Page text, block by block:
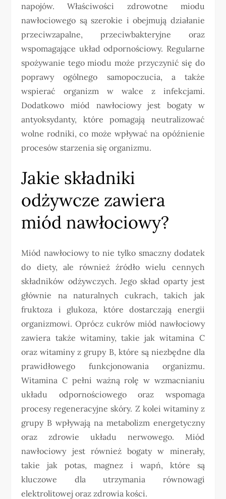
napojów. Właściwości zdrowotne miodu
nawłociowego są szerokie i obejmują działanie
przeciwzapalne, przeciwbakteryjne oraz
wspomagające układ odpornościowy. Regularne
spożywanie tego miodu może przyczynić się do
poprawy ogólnego samopoczucia, a także
wspierać organizm w walce z infekcjami.
Dodatkowo miód nawłociowy jest bogaty w
antyoksydanty, które pomagają neutralizować
wolne rodniki, co może wpływać na opóźnienie
procesów starzenia się organizmu.
Jakie składniki
odżywcze zawiera
miód nawłociowy?
Miód nawłociowy to nie tylko smaczny dodatek
do diety, ale również źródło wielu cennych
składników odżywczych. Jego skład oparty jest
głównie na naturalnych cukrach, takich jak
fruktoza i glukoza, które dostarczają energii
organizmowi. Oprócz cukrów miód nawłociowy
zawiera także witaminy, takie jak witamina C
oraz witaminy z grupy B, które są niezbędne dla
prawidłowego funkcjonowania organizmu.
Witamina C pełni ważną rolę w wzmacnianiu
układu odpornościowego oraz wspomaga
procesy regeneracyjne skóry. Z kolei witaminy z
grupy B wpływają na metabolizm energetyczny
oraz zdrowie układu nerwowego. Miód
nawłociowy jest również bogaty w minerały,
takie jak potas, magnez i wapń, które są
kluczowe dla utrzymania równowagi
elektrolitowej oraz zdrowia kości.